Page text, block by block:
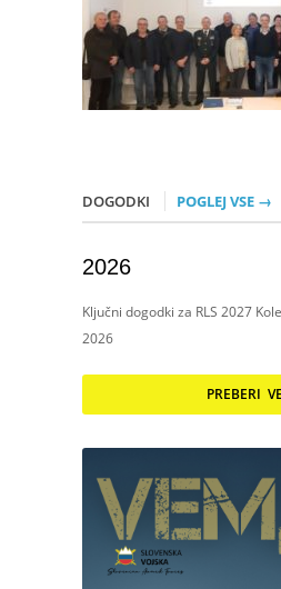
DOGODKI POGLEJ VSE →
2026
Ključni dogodki za RLS 2027
2026
PREBERI